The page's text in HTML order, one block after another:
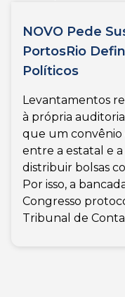
NOVO Pede
PortosRio
Políticos
Levantamentos
à própria
que um convênio
entre a estatal e
distribuir bolsas
Por isso, a
Congresso
Tribunal de